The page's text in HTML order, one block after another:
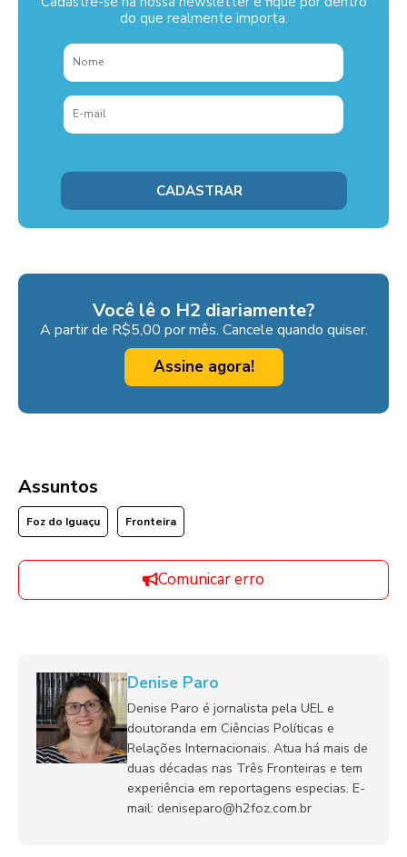
do que realmente importa.
Você lê o H2 diariamente?
A partir de R$5,00 por mês. Cancele quando quiser.
Assine agora!
Assuntos
Foz do Iguaçu Fronteira
Comunicar erro
Denise Paro
Denise Paro é jornalista pela UEL e
doutoranda em Ciências Políticas e
Relações Internacionais. Atua há mais de
duas décadas nas Três Fronteiras e tem
experiência em reportagens especias. E-
mail: deniseparo@h2foz.com.br